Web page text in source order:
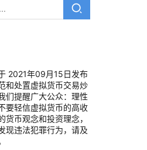
2021年09月15日发布
和处置虚拟货币交易炒
们提醒广大公众：理性
要轻信虚拟货币的高收
货币观念和投资理念，
现违法犯罪行为，请及